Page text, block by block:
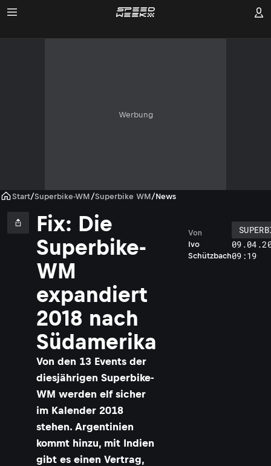
Werbung
Start/Superbike-WM /Superbike WM/News
Fix: Die
Superbike-
WM
expandiert
2018 nach
Südamerika
Von den 13 Events der
diesjährigen Superbike-
WM werden elf sicher
im Kalender 2018
stehen. Argentinien
kommt hinzu, mit Indien
gibt es einen Vertrag,
Ivo
Schützbach
Von
09:19